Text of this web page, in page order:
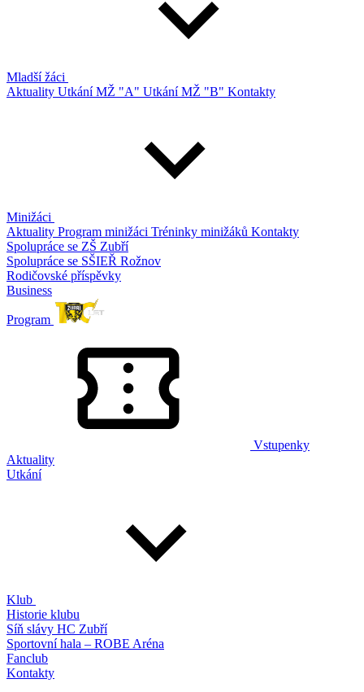
Mladší žáci
Aktuality Utkání MŽ "A" Utkání MŽ "B" Kontakty
Minižáci
Aktuality Program minižáci Tréninky minižáků Kontakty
Spolupráce se ZŠ Zubří
Spolupráce se SŠIEŘ Rožnov
Rodičovské příspěvky
Business
Program
Vstupenky
Aktuality
Utkání
Klub
Historie klubu
Síň slávy HC Zubří
Sportovní hala – ROBE Aréna
Fanclub
Kontakty